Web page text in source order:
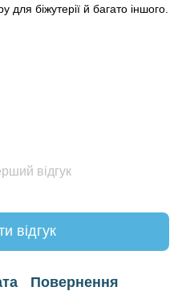
для біжутерії й багато іншого.
відгук
відгук
Повернення